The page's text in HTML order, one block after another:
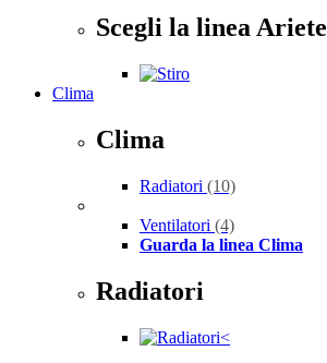
Scegli la linea Ariete
Clima
Clima
Radiatori (10)
Ventilatori (4)
Guarda la linea Clima
Radiatori